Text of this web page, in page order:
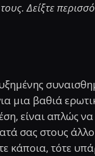
τους. Δείξτε
μια βαθιά
είναι απλώς
σας στους
κάποια, τότε